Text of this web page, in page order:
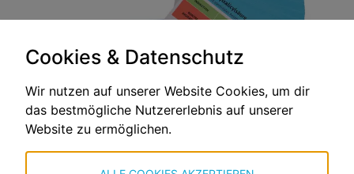
Cookies & Datenschutz
Wir nutzen auf unserer Website Cookies, um dir
das bestmögliche Nutzererlebnis auf unserer
Website zu ermöglichen.